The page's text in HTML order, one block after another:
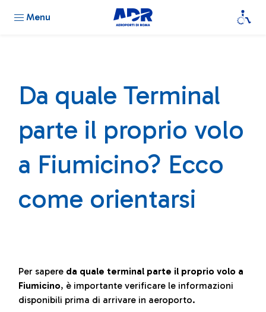
Menu
Da quale Terminal
parte il proprio volo
a Fiumicino? Ecco
come orientarsi
Per sapere da quale terminal parte il proprio volo a
Fiumicino, è importante verificare le informazioni
disponibili prima di arrivare in aeroporto.